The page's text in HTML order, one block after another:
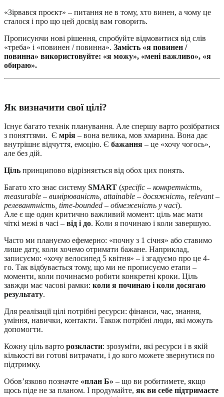
«Зірвався проєкт» – питання не в тому, хто винен, а чому це
сталося і про що цей досвід вам говорить.
Прописуючи нові рішення, спробуйте відмовитися від слів
«треба» і «повинен / повинна». Замість «я повинен /
повинна» використовуйте: «я можу», «мені важливо», «я
обираю».
Як визначити свої цілі?
Існує багато технік планування. Але спершу варто розібратися
з поняттями. Є мрія – вона велика, мов хмарина. Вона дає
внутрішнє відчуття, емоцію. Є бажання – це «хочу чогось»,
але без дій.
Ціль принципово відрізняється від обох цих понять.
Багато хто знає систему SMART (specific – конкретність,
measurable – вимірюваність, attainable – досяжність, relevant –
релевантність, time-bounded – обмеженість у часі).
Але є ще один критично важливий момент: ціль має мати
чіткі межі в часі – від і до. Коли я починаю і коли завершую.
Часто ми плануємо ефемерно: «почну з 1 січня» або ставимо
лише дату, коли хочемо отримати бажане. Наприклад,
записуємо: «хочу велосипед 5 квітня» – і згадуємо про це 4-
го. Так відбувається тому, що ми не прописуємо етапи –
моменти, коли починаємо робити конкретні кроки. Ціль
завжди має часові рамки: коли я починаю і коли досягаю
результату.
Для реалізації цілі потрібні ресурси: фінанси, час, знання,
уміння, навички, контакти. Також потрібні люди, які можуть
допомогти.
Кожну ціль варто розкласти: зрозуміти, які ресурси і в якій
кількості ви готові витрачати, і до кого можете звернутися по
підтримку.
Обов’язково позначте «план Б» – що ви робитимете, якщо
щось піде не за планом. І продумайте, як ви себе підтримаєте